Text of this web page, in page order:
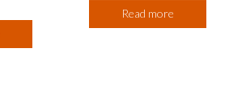
Read more